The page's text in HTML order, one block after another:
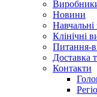
Новини
Навчальні
Клінічні
Питання-
Доставка
Контакти